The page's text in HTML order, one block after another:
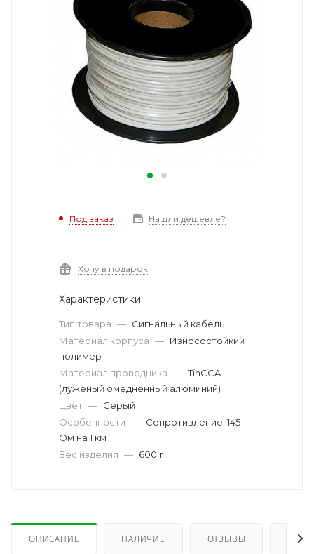
Под заказ Нашли дешевле?
Хочу в подарок
Характеристики
Тип товара — Сигнальный кабель
Материал корпуса — Износостойкий
полимер
Материал проводника — TinCCA
(луженый омедненный алюминий)
Цвет — Серый
Особенности — Сопротивление: 145
Ом на 1 км
Вес изделия — 600 г
ОПИСАНИЕ НАЛИЧИЕ ОТЗЫВЫ КАК